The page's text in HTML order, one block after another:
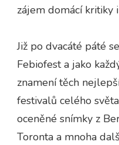
zájem domácí kritiky
Již po dvacáté páté
Febiofest a jako
znamení těch
festivalů celého
oceněné snímky z
Toronta a mnoha